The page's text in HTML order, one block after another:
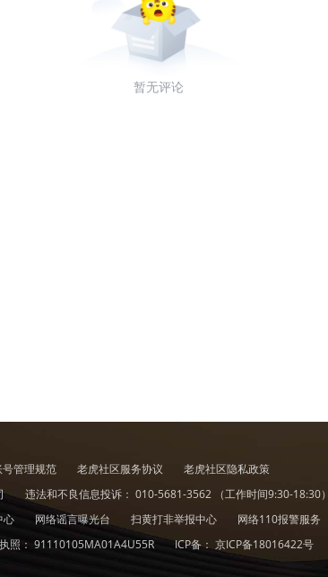
暂无评论
管理规范 老虎社区服务协议
老虎社区隐私政策
违法和不良信息投诉： 010-5681-3562 （工作时间9:30-18:30）
心 网络谣言曝光台 扫黄打非举报中心
网络110报警服务
照： 91110105MA01A4U55R ICP备： 京ICP备18016422号